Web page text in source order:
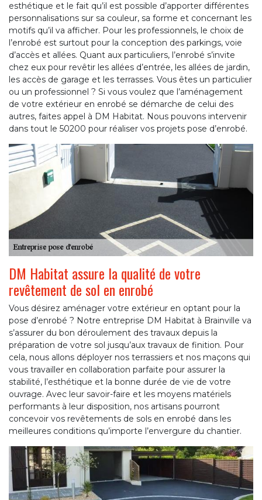
esthétique et le fait qu’il est possible d’apporter différentes
personnalisations sur sa couleur, sa forme et concernant les
motifs qu’il va afficher. Pour les professionnels, le choix de
l’enrobé est surtout pour la conception des parkings, voie
d’accès et allées. Quant aux particuliers, l’enrobé s’invite
chez eux pour revêtir les allées d’entrée, les allées de jardin,
les accès de garage et les terrasses. Vous êtes un particulier
ou un professionnel ? Si vous voulez que l’aménagement
de votre extérieur en enrobé se démarche de celui des
autres, faites appel à DM Habitat. Nous pouvons intervenir
dans tout le 50200 pour réaliser vos projets pose d’enrobé.
DM Habitat assure la qualité de votre
revêtement de sol en enrobé
Vous désirez aménager votre extérieur en optant pour la
pose d’enrobé ? Notre entreprise DM Habitat à Brainville va
s’assurer du bon déroulement des travaux depuis la
préparation de votre sol jusqu’aux travaux de finition. Pour
cela, nous allons déployer nos terrassiers et nos maçons qui
vous travailler en collaboration parfaite pour assurer la
stabilité, l’esthétique et la bonne durée de vie de votre
ouvrage. Avec leur savoir-faire et les moyens matériels
performants à leur disposition, nos artisans pourront
concevoir vos revêtements de sols en enrobé dans les
meilleures conditions qu’importe l’envergure du chantier.